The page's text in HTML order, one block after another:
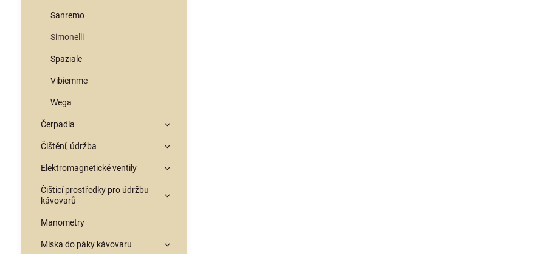
Sanremo
Simonelli
Spaziale
Vibiemme
Wega
Čerpadla
Čištění, údržba
Elektromagnetické ventily
Čišticí prostředky pro údržbu
kávovarů
Manometry
Miska do páky kávovaru